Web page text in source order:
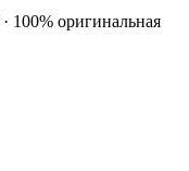
· 100% оригинальная